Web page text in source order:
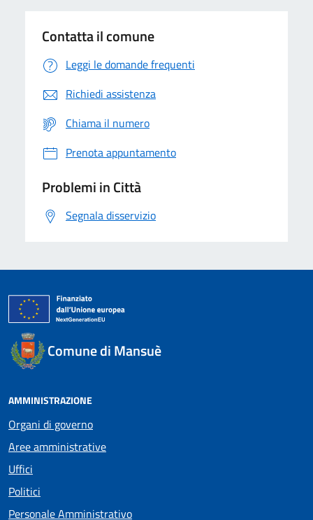
Contatta il comune
Leggi le domande frequenti
Richiedi assistenza
Chiama il numero
Prenota appuntamento
Problemi in Città
Segnala disservizio
Comune di Mansuè
AMMINISTRAZIONE
Organi di governo
Aree amministrative
Uffici
Politici
Personale Amministrativo